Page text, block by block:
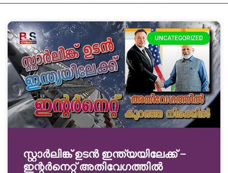
UNCATEGORIZED
സ്റ്റാർലിങ്ക് ഉടൻ ഇന്ത്യയിലേക്ക് –
ഇന്റർനെറ്റ് അതിവേഗത്തിൽ